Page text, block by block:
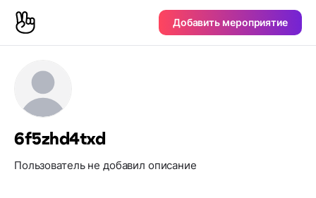
Добавить мероприятие
6f5zhd4txd
Пользователь не добавил описание